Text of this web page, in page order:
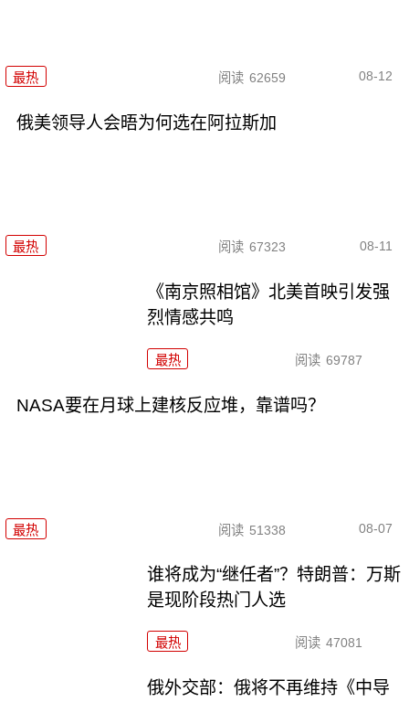
最热 阅读 62659 08-12
俄美领导人会晤为何选在阿拉斯加
最热 阅读 67323 08-11
《南京照相馆》北美首映引发强
烈情感共鸣
最热 阅读 69787
NASA要在月球上建核反应堆，靠谱吗？
最热 阅读 51338 08-07
谁将成为“继任者”？特朗普：万斯
是现阶段热门人选
最热 阅读 47081
俄外交部：俄将不再维持《中导